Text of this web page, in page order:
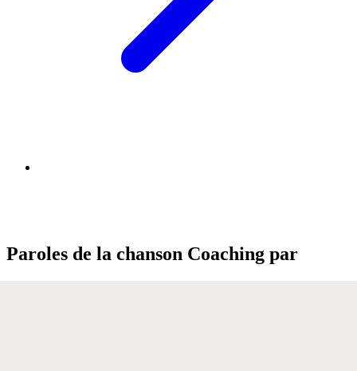
Paroles de la chanson Coaching par